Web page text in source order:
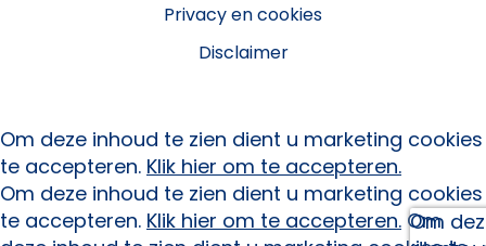
Privacy en cookies
Disclaimer
Om
Om deze inhoud te zien dient u marketing cookies
te accepteren. Klik hier om te accepteren.
Om deze inhoud te zien dient u marketing cookies
te accepteren. Klik hier om te accepteren. Om